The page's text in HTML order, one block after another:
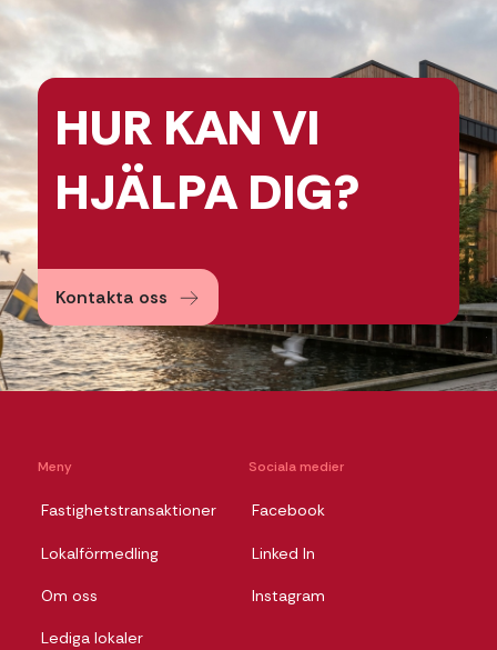
HUR KAN VI
HJÄLPADIG?
Kontakta oss
Meny
Fastighetstransaktioner
Lokalförmedling
Om oss
Lediga lokaler
Sociala medier
Facebook
Linked In
Instagram